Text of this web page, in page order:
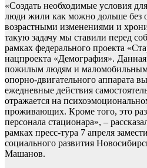
«Создать необходимые условия
люди жили как можно дольше без
возрастными изменениями и
такую задачу мы ставили перед
рамках федерального проекта
нацпроекта «Демография».
пожилым людям и
опорно-двигательного аппарата
ежедневные действия
отражается на
проживающих. Кроме того, это
персонала стационара», –
рамках пресс-тура 7 апреля
социального развития
Машанов.